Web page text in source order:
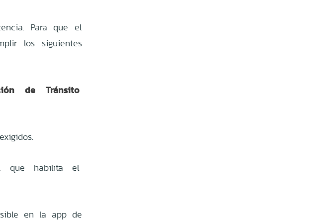
Para que el
los siguientes
de Tránsito
que habilita el
en la app de